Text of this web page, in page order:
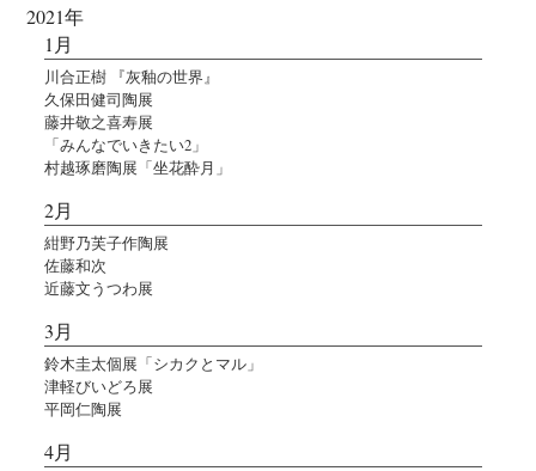
2021年
1月
川合正樹 『灰釉の世界』
久保田健司陶展
藤井敬之喜寿展
「みんなでいきたい2」
村越琢磨陶展「坐花酔月」
2月
紺野乃芙子作陶展
佐藤和次
近藤文うつわ展
3月
鈴木圭太個展「シカクとマル」
津軽びいどろ展
平岡仁陶展
4月